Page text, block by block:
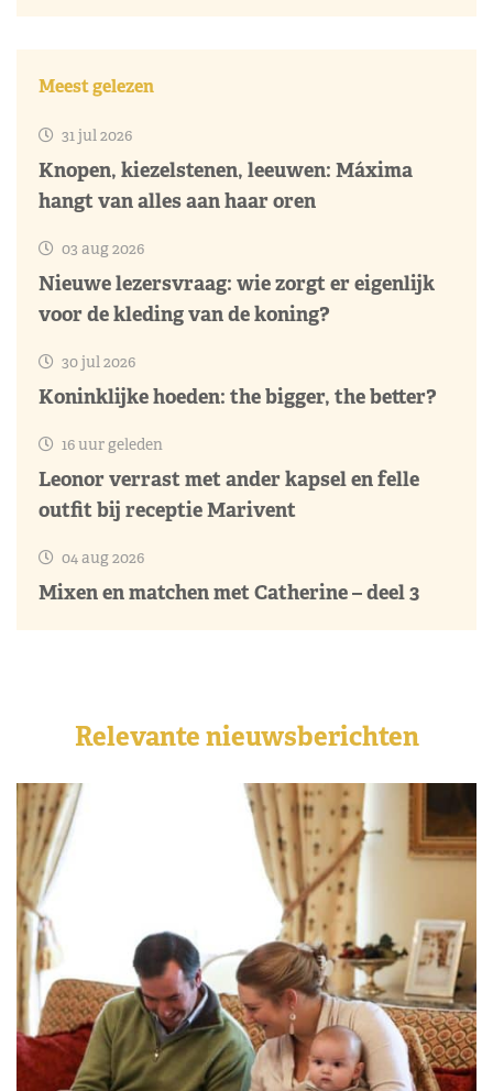
Meest gelezen
31 jul 2026
Knopen, kiezelstenen, leeuwen: Máxima
hangt van alles aan haar oren
03 aug 2026
Nieuwe lezersvraag: wie zorgt er eigenlijk
voor de kleding van de koning?
30 jul 2026
Koninklijke hoeden: the bigger, the better?
16 uur geleden
Leonor verrast met ander kapsel en felle
outfit bij receptie Marivent
04 aug 2026
Mixen en matchen met Catherine – deel 3
Relevante nieuwsberichten